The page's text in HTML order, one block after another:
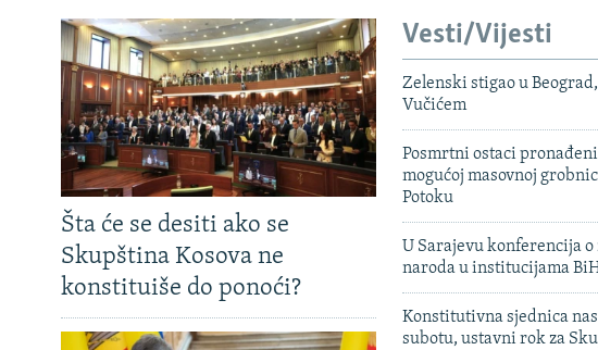
POST SCRIPTUM
MOJA EVROPA
TRI DECENIJE OD RATA U BIH
SVE KARTE DEJTONA
NASTANAK I RASPAD JUGOSLAVIJE
Šta će se desiti ako se
Skupština Kosova ne
konstituiše do ponoći?
Vesti/Vijesti
Zelenski stigao u
Vučićem
Posmrtni ostaci
mogućoj masovnoj
Potoku
U Sarajevu konferencija
naroda u institucijama
Konstitutivna sjednica
subotu, ustavni rok za